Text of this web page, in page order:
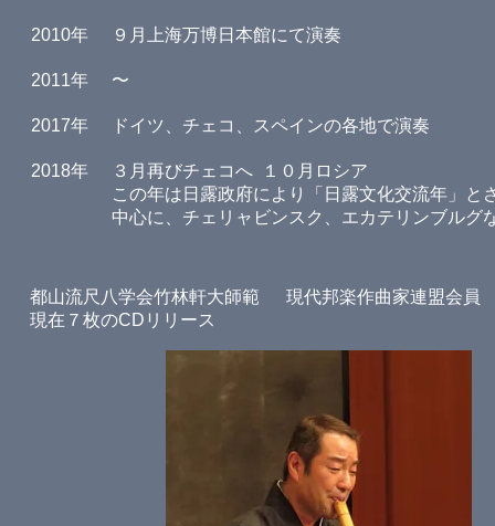
2010年 ９月上海万博日本館にて演奏
2011年 ​〜
2017年 ドイツ、チェコ、スペインの各地で演奏
2018年
３月再びチェコへ １０月ロシア
この年は日露政府により「日露文化交流年」
中心に、チェリャビンスク、エカテリンブル
都山流尺八学会竹林軒大師範
現代邦楽作曲家連盟会員
現在７枚のCDリリース